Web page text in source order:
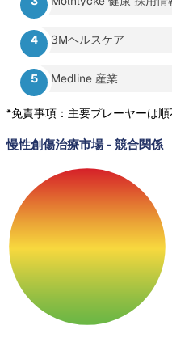
3Mヘルスケア
Medline 産業
*免責事項：主要プレーヤーは順
慢性創傷治療市場- 競合関係